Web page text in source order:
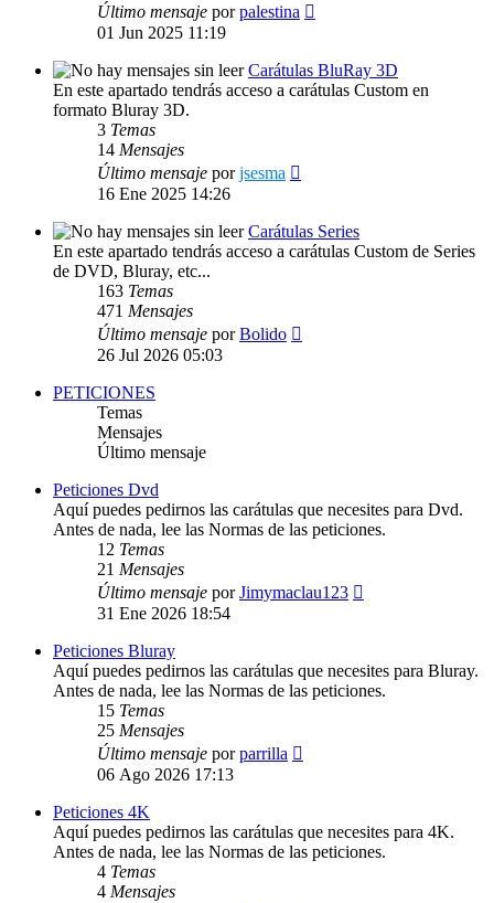
Último mensaje porpalestina
01 Jun 2025 11:19
Carátulas BluRay 3D
En este apartado tendrás acceso a carátulas Custom en
formato Bluray 3D.
3 Temas
14 Mensajes
Último mensaje porjsesma
16 Ene 2025 14:26
Carátulas Series
En este apartado tendrás acceso a carátulas Custom de Series
de DVD, Bluray, etc...
163 Temas
471 Mensajes
Último mensaje porBolido
26 Jul 2026 05:03
PETICIONES
Temas
Mensajes
Último mensaje
Peticiones Dvd
Aquí puedes pedirnos las carátulas que necesites para Dvd.
Antes de nada, lee las Normas de las peticiones.
12 Temas
21 Mensajes
Último mensaje porJimymaclau123
31 Ene 2026 18:54
Peticiones Bluray
Aquí puedes pedirnos las carátulas que necesites para Bluray.
Antes de nada, lee las Normas de las peticiones.
15 Temas
25 Mensajes
Último mensaje porparrilla
06 Ago 2026 17:13
Peticiones 4K
Aquí puedes pedirnos las carátulas que necesites para 4K.
Antes de nada, lee las Normas de las peticiones.
4 Temas
4 Mensajes